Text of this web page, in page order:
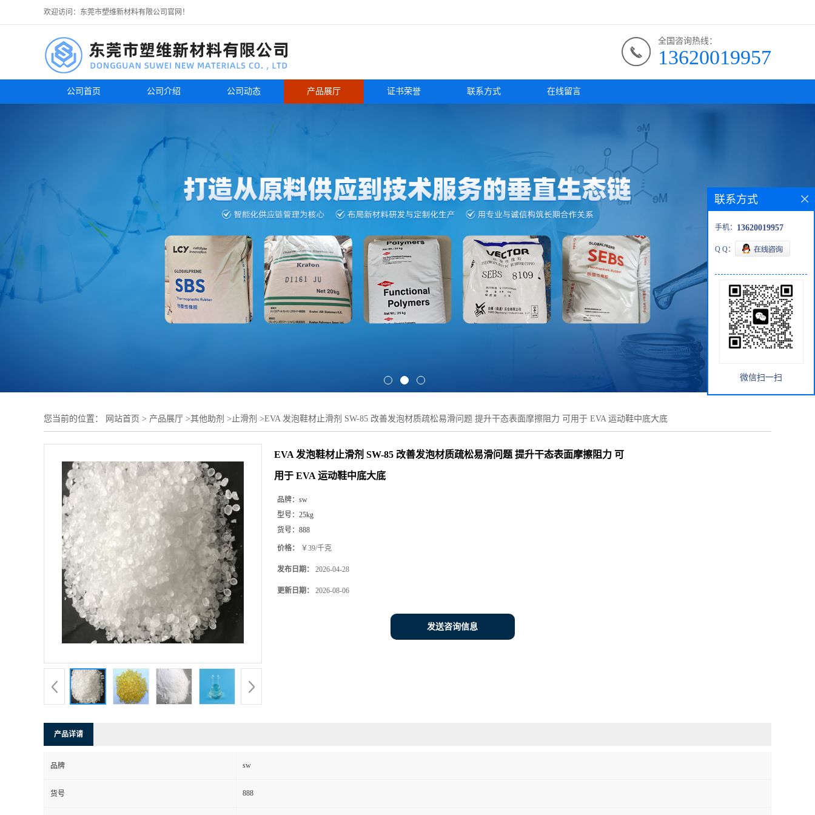
欢迎访问：东莞市塑维新材料有限公司官网！
全国咨询热线：
13620019957
公司首页 公司介绍 公司动态 产品展厅 证书荣誉 联系方式 在线留言
您当前的位置： 网站首页 > 产品展厅 >其他助剂 > 止滑剂 >EVA 发泡鞋材止滑剂 SW-85 改善发泡材质疏松易滑问题 提升干态表面摩擦阻力 可用于 EVA 运动鞋中底大底
EVA 发泡鞋材止滑剂 SW-85 改善发泡材质疏松易滑问题 提升干态表面摩擦阻力 可
用于 EVA 运动鞋中底大底
品牌： sw
型号： 25kg
货号： 888
价格： ￥39/千克
发布日期： 2026-04-28
更新日期： 2026-08-06
发送咨询信息
产品详请
品牌 sw
货号 888
联系方式
手机： 13620019957
Q Q：
微信扫一扫